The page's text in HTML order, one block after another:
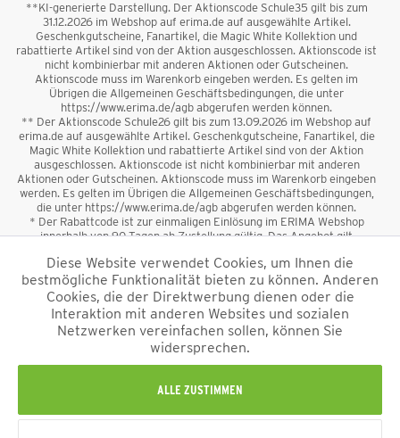
**KI-generierte Darstellung. Der Aktionscode Schule35 gilt bis zum
31.12.2026 im Webshop auf erima.de auf ausgewählte Artikel.
Geschenkgutscheine, Fanartikel, die Magic White Kollektion und
rabattierte Artikel sind von der Aktion ausgeschlossen. Aktionscode ist
nicht kombinierbar mit anderen Aktionen oder Gutscheinen.
Aktionscode muss im Warenkorb eingeben werden. Es gelten im
Übrigen die Allgemeinen Geschäftsbedingungen, die unter
https://www.erima.de/agb abgerufen werden können.
** Der Aktionscode Schule26 gilt bis zum 13.09.2026 im Webshop auf
erima.de auf ausgewählte Artikel. Geschenkgutscheine, Fanartikel, die
Magic White Kollektion und rabattierte Artikel sind von der Aktion
ausgeschlossen. Aktionscode ist nicht kombinierbar mit anderen
Aktionen oder Gutscheinen. Aktionscode muss im Warenkorb eingeben
werden. Es gelten im Übrigen die Allgemeinen Geschäftsbedingungen,
die unter https://www.erima.de/agb abgerufen werden können.
* Der Rabattcode ist zur einmaligen Einlösung im ERIMA Webshop
innerhalb von 90 Tagen ab Zustellung gültig. Das Angebot gilt
sowie Geschenkgutscheine sind vom Rabatt ausgeschlossen. Der
Rabattcode ist nicht mit anderen Aktionen oder Gutscheinen
kombinierbar. Der Mindestbestellwert beträgt 50 €
*Alle Preise verstehen sich inkl. Mehrwertsteuer und zzgl.
und ggf. Nachnahmegebühren, wenn nicht anders
beschrieben.
Diese Website verwendet Cookies, um Ihnen die
bestmögliche Funktionalität bieten zu können. Anderen
Cookies, die der Direktwerbung dienen oder die
Interaktion mit anderen Websites und sozialen
Netzwerken vereinfachen sollen, können Sie
widersprechen.